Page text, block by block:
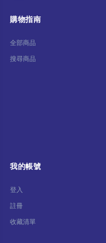
購物指南
全部商品
搜尋商品
我的帳號
登入
註冊
收藏清單